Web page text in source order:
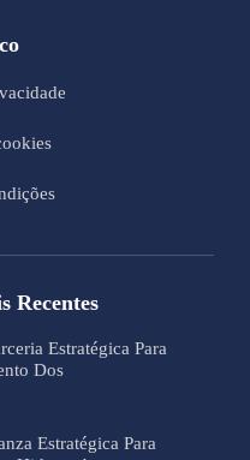
Recentes
Estratégica Para
Dos
Estratégica Para